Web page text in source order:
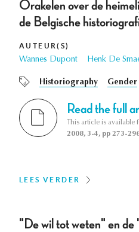
Orakelen over de
de Belgische
AUTEUR(S)
Wannes Dupont Henk De
Historiography Gender
Read the full
This article is
2008, 3-4, pp 273-
LEES VERDER
"De wil tot weten" en de